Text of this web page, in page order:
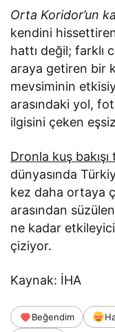
Orta Koridor’un
kendini
hattı değil; farklı
araya getiren bir
mevsiminin
arasındaki yol,
ilgisini çeken
Dronla kuş bakışı
dünyasında
kez daha ortaya
arasından
ne kadar
çiziyor.
Kaynak: İHA
Beğendim